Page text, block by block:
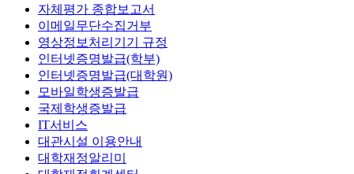
자체평가 종합보고서
이메일무단수집거부
영상정보처리기기 규정
인터넷증명발급(학부)
인터넷증명발급(대학원)
모바일학생증발급
국제학생증발급
IT서비스
대관시설 이용안내
대학재정알리미